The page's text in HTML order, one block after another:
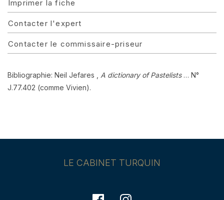
Imprimer la fiche
Contacter l'expert
Contacter le commissaire-priseur
Bibliographie: Neil Jefares , A dictionary of Pastelists … N°
J.77.402 (comme Vivien).
LE CABINET TURQUIN